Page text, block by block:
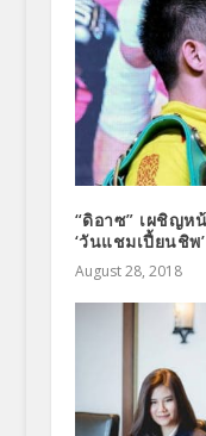
“ดิอาซ” เผชิญห
‘วันแชมเปี้ยนชิพ’
August 28, 2018